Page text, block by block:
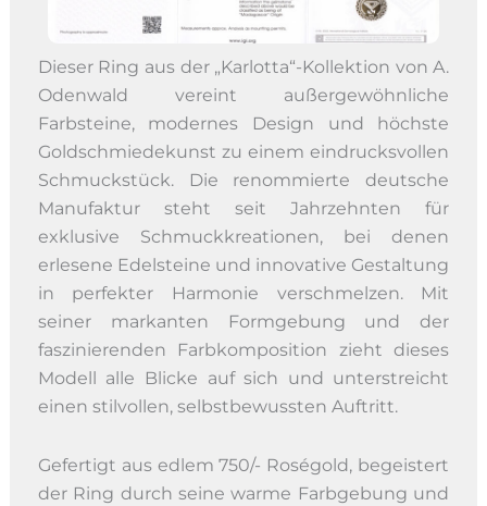
Dieser Ring aus der „Karlotta“-Kollektion von A.
Odenwald vereint außergewöhnliche
Farbsteine, modernes Design und höchste
Goldschmiedekunst zu einem eindrucksvollen
Schmuckstück. Die renommierte deutsche
Manufaktur steht seit Jahrzehnten für
exklusive Schmuckkreationen, bei denen
erlesene Edelsteine und innovative Gestaltung
in perfekter Harmonie verschmelzen. Mit
seiner markanten Formgebung und der
faszinierenden Farbkomposition zieht dieses
Modell alle Blicke auf sich und unterstreicht
einen stilvollen, selbstbewussten Auftritt.
Gefertigt aus edlem 750/- Roségold, begeistert
der Ring durch seine warme Farbgebung und